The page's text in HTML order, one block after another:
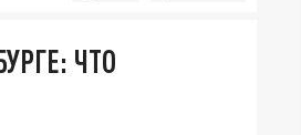
ЧТО